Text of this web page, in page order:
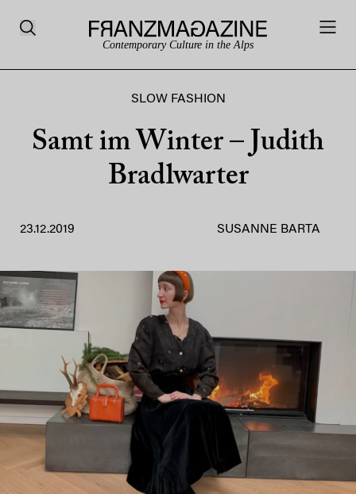
Contemporary Culture in the Alps
SLOW FASHION
Samt im Winter – Judith
Bradlwarter
23.12.2019 SUSANNE BARTA